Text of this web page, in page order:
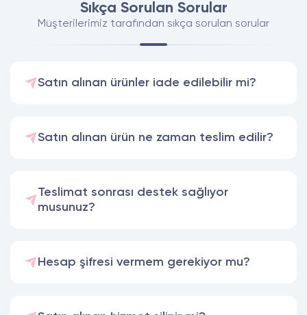
Sıkça Sorulan Sorular
Müşterilerimiz tarafından sıkça sorulan sorular
Satın alınan ürünler iade edilebilir mi?
Satın alınan ürün ne zaman teslim edilir?
Teslimat sonrası destek sağlıyor
musunuz?
Hesap şifresi vermem gerekiyor mu?